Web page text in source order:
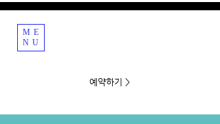
예약하기 >
ME
NU